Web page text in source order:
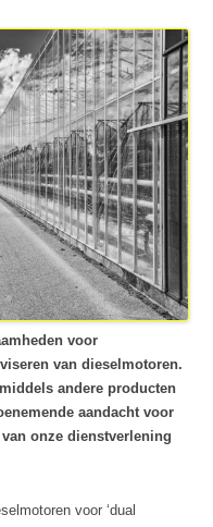
voor
van dieselmotoren.
andere producten
aandacht voor
onze dienstverlening
voor ‘dual